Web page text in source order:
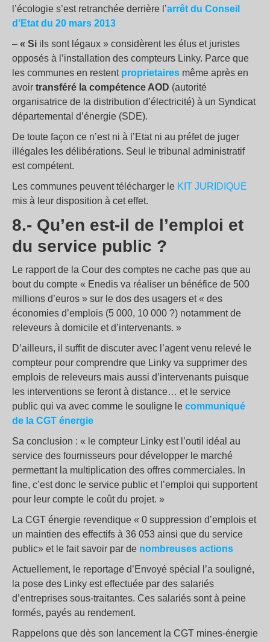
l’écologie s’est retranchée derrière l’arrêt du Conseil
d’Etat du 20 mars 2013
– « Si ils sont légaux » considèrent les élus et juristes
opposés à l’installation des compteurs Linky. Parce que
les communes en restent proprietaires même après en
avoir transféré la compétence AOD (autorité
organisatrice de la distribution d’électricité) à un Syndicat
départemental d’énergie (SDE).
De toute façon ce n’est ni à l’Etat ni au préfet de juger
illégales les délibérations. Seul le tribunal administratif
est compétent.
Les communes peuvent télécharger le KIT JURIDIQUE
mis à leur disposition à cet effet.
8.- Qu’en est-il de l’emploi et
du service public ?
Le rapport de la Cour des comptes ne cache pas que au
bout du compte « Enedis va réaliser un bénéfice de 500
millions d’euros » sur le dos des usagers et « des
économies d’emplois (5 000, 10 000 ?) notamment de
releveurs à domicile et d’intervenants. »
D’ailleurs, il suffit de discuter avec l’agent venu relevé le
compteur pour comprendre que Linky va supprimer des
emplois de releveurs mais aussi d’intervenants puisque
les interventions se feront à distance… et le service
public qui va avec comme le souligne le communiqué
de la CGT énergie
Sa conclusion : « le compteur Linky est l’outil idéal au
service des fournisseurs pour développer le marché
permettant la multiplication des offres commerciales. In
fine, c’est donc le service public et l’emploi qui supportent
pour leur compte le coût du projet. »
La CGT énergie revendique « 0 suppression d’emplois et
un maintien des effectifs à 36 053 ainsi que du service
public» et le fait savoir par de nombreuses actions
Actuellement, le reportage d’Envoyé spécial l’a souligné,
la pose des Linky est effectuée par des salariés
d’entreprises sous-traitantes. Ces salariés sont à peine
formés, payés au rendement.
Rappelons que dès son lancement la CGT mines-énergie